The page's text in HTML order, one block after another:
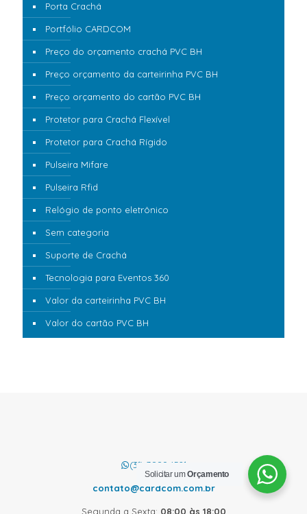
Porta Crachá
Portfólio CARDCOM
Preço do orçamento crachá PVC BH
Preço orçamento da carteirinha PVC BH
Preço orçamento do cartão PVC BH
Protetor para Crachá Flexível
Protetor para Crachá Rígido
Pulseira Mifare
Pulseira Rfid
Relógio de ponto eletrônico
Sem categoria
Suporte de Crachá
Tecnologia para Eventos 360
Valor da carteirinha PVC BH
Valor do cartão PVC BH
(31) 3889.4521
contato@cardcom.com.br
Segunda a Sexta: 08:00 às 18:00
Solicitar umOrçamento